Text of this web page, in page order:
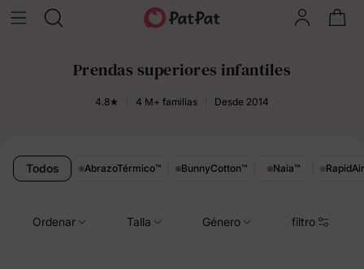
Prendas superiores infantiles
4.8★ 4 M+ familias Desde 2014
Todos AbrazoTérmico™ BunnyCotton™ Naia™ RapidAir
Ordenar Talla Género filtro